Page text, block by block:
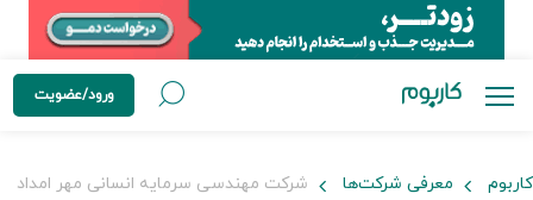
ورود/عضویت
کاربوم معرفی شرکت‌ها شرکت مهندسی سرمایه انسانی مهر امداد